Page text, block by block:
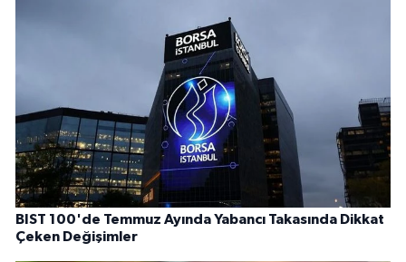
BIST 100'de Temmuz Ayında Yabancı Takasında Dikkat
Çeken Değişimler